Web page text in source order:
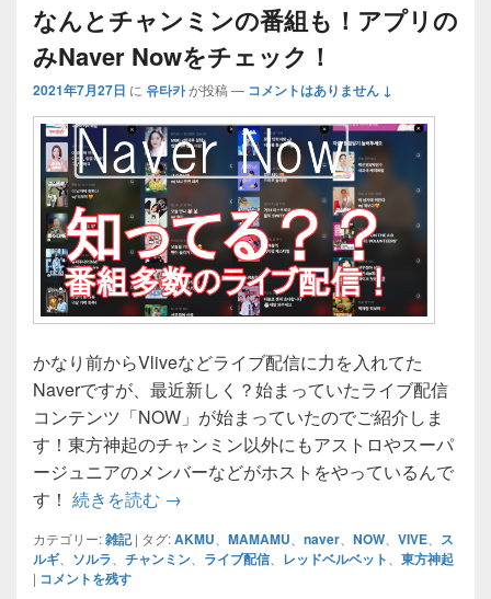
なんとチャンミンの番組も！アプリの
みNaver Nowをチェック！
2021年7月27日 に 유타카が投稿 — コメントはありません ↓
かなり前からVliveなどライブ配信に力を入れてた
Naverですが、最近新しく？始まっていたライブ配信
コンテンツ「NOW」が始まっていたのでご紹介しま
す！東方神起のチャンミン以外にもアストロやスーパ
ージュニアのメンバーなどがホストをやっているんで
す！ 続きを読む なんとチャンミンの番組も！アプリのみ
→
カテゴリー:雑記 | タグ:AKMU MAMAMU naver NOW VIVE
ス
ルギ、 ソルラ チャンミン ライブ配信、 レッドベルベット 東方神起
| コメントを残す